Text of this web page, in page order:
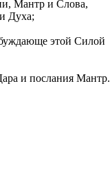
Мантр и Слова,
Духа;
этой Силой
и послания Мантр.